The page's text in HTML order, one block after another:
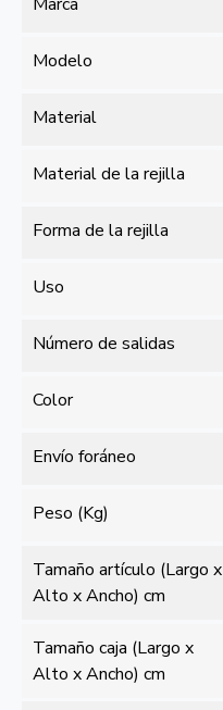
Modelo
Material
Material de la rejilla
Forma de la rejilla
Uso
Número de salidas
Color
Envío foráneo
Peso (Kg)
Tamaño artículo (Largo x
Alto x Ancho) cm
Tamaño caja (Largo x
Alto x Ancho) cm